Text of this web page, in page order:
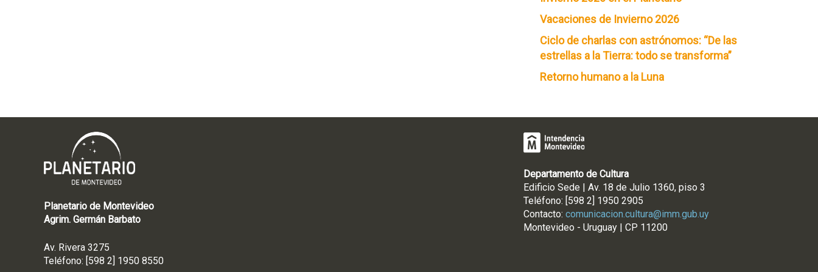
Vacaciones de Invierno 2026
Ciclo de charlas con astrónomos: “De las
estrellas a la Tierra: todo se transforma”
Retorno humano a la Luna
Planetario de Montevideo
Agrim. Germán Barbato
Av. Rivera 3275
Teléfono: [598 2] 1950 8550
Departamento de Cultura
Edificio Sede | Av. 18 de Julio 1360, piso 3
Teléfono: [598 2] 1950 2905
Contacto: comunicacion.cultura@imm.gub.uy
Montevideo - Uruguay | CP 11200